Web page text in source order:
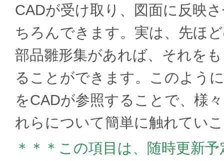
CADが受け取り、図面に反映
ちろんできます。実は、先ほ
部品雛形集があれば、それを
ることができます。このよう
をCADが参照することで、様
れらについて簡単に触れてい
＊＊＊この項目は、随時更新